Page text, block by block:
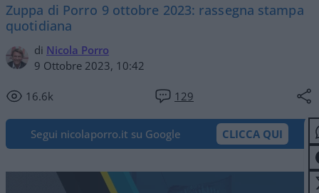
Zuppa di Porro 9 ottobre 2023: rassegna stampa
quotidiana
di Nicola Porro
9 Ottobre 2023, 10:42
16.6k 129
Segui nicolaporro.it su Google CLICCA QUI